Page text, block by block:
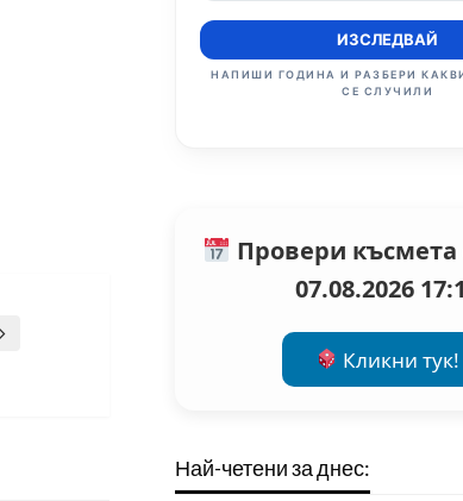
ИЗСЛЕДВАЙ
НАПИШИ ГОДИНА И РАЗБЕРИ
СЕ СЛУЧИЛИ
Провери късмета
07.08.2026
Кликни тук!
Най-четени за днес: